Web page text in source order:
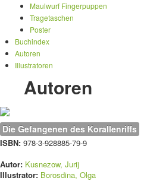
Maulwurf Fingerpuppen
Tragetaschen
Poster
Buchindex
Autoren
Illustratoren
Autoren
Die Gefangenen des Korallenriffs
ISBN: 978-3-928885-79-9
Autor: Kusnezow, Jurij
Illustrator: Borosdina, Olga